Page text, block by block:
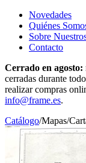
Novedades
Quiénes
Sobre
Contacto
Cerrado en agosto:
cerradas durante
realizar compras
info@frame.es.
Catálogo/Mapas/